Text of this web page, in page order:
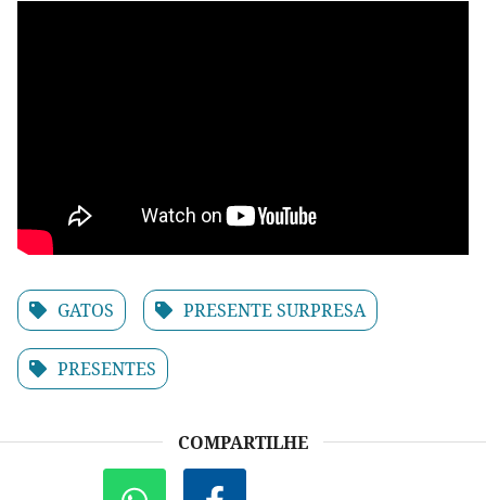
GATOS PRESENTE SURPRESA
PRESENTES
COMPARTILHE